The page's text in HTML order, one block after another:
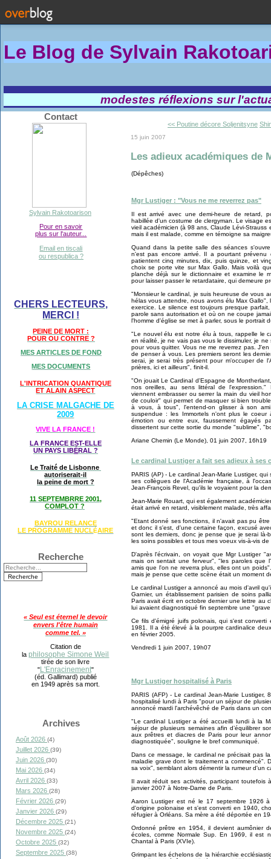
Le Blog de Sylvain Rakotoa
modestes réflexions sur
Contact
Sylvain Rakotoarison
Pour en savoir
plus sur l'auteur...
Email en tiscali
ou respublica ?
CHERS LECTEURS,
MERCI !
PEINE DE MORT :
POUR OU CONTRE ?
MES ARTICLES DE FOND
MES DOCUMENTS
L'INTRICATION QUANTIQUE
ET ALAIN ASPECT
LA CRISE MALGACHE DE
2009
VIVE LA FRANCE !
LA FRANCE EST-ELLE
UN PAYS LIBÉRAL ?
Le Traité de Lisbonne
autoriserait-il
la peine de mort ?
11 SEPTEMBRRE 2001,
COMPLOT ?
BAYROU RELANCE
LE PROGRAMME NUCLÉAIRE
Recherche
« Seul est éternel le devoir
envers l'être humain
comme tel. »
Citation de
laphilosophe Simone Weil
tirée de son livre
"L'Enracinement"
(éd. Gallimard) publié
en 1949 après sa mort.
Archives
Août 2026 (4)
Juillet 2026 (39)
Juin 2026 (30)
Mai 2026 (34)
Avril 2026 (33)
Mars 2026 (28)
Février 2026 (29)
Janvier 2026 (29)
Décembre 2025 (21)
Novembre 2025 (24)
Octobre 2025 (32)
Septembre 2025 (38)
<< Poutine décore Soljenitsyne
15 juin 2007
Les adieux académiques de
(Dépêches)
Mgr Lustiger : "Vous ne me reverrez pas"
Il est arrivé avec une demi-heure de retard,
habillée d'un costume de clergyman. Le visage
vieil académicien (à 98 ans, Claude Lévi-
mais il est malade, comme en témoigne sa
Quand dans la petite salle des séances
n'est pas encore arrivé. Il a pourtant prévenu
patientent cinq minutes, dix, puis quinze, et
choix se porte vite sur Max Gallo. Mais voilà
planche déjà sur le dictionnaire et examine le
pour laisser passer le retardataire, qui demeure
"Monsieur le cardinal, je suis heureuse de vous
hélas vous attendre, nous avons élu Max Gallo",
exercice. Le silence est toujours presque
parole sans autorisation et où on ne coupe
l'homme d'église se met à parler, sous le portrait
"Le nouvel élu est notre élu à tous, rappelle le
en réalité, je ne vais pas vous le dissimuler, je
pour vous quitter. Vous ne me reverrez pas.
de penser à vous. Les premiers seront les
serai, je serai très présent pour m'occuper de
prières, ici et ailleurs", finit-il.
"On jouait Le Cardinal d'Espagne de
nos oreilles, au sens littéral de
viennent embrasser ou serrer la main du vieil
de couloir" qui permet de masquer si bien
à vous, à tous", l'entend-on glisser à son
suspendue : les Immortels n'ont plus le
émotion ou entre eux, faussement égayés
dissertent sur cette sortie du monde "sublime",
Ariane Chemin (Le Monde), 01 juin 2007, 16h19
Le cardinal Lustiger a fait ses adieux à ses
PARIS (AP) - Le cardinal Jean-Marie Lustiger,
ses collègues de l'Académie française, à
Jean-François Revel, qu'ils le voyaient pour la
Jean-Marie Rouart, qui est également
était arrivé en retard, visiblement malade, très
"Etant donné ses fonctions, il n'avait pas pu
et donc il s'est, d'une certaine façon, excusé
sont les derniers, donc je pense que je serai là-
les soins possibles et tous mes voeux vis-à-vis
D'après l'écrivain, on voyait que Mgr Lustiger
mais on sentait une ferveur", "les paroles que
amis que l'on ne reverra plus, elles ont un
mais je pense que cette scène était un moment
Le cardinal Lustiger a annoncé au mois d'avril
Garnier, un établissement parisien de soins
Paris avait écrit en octobre dernier une lettre au
lui avaient diagnostiqué fin septembre une
Ce fils d'émigré juifs polonais, qui s'est
1981. Il a été élevé à la pourpre cardinalice
en février 2005.
Vendredi 1 juin 2007, 19h07
Mgr Lustiger hospitalisé à Paris
PARIS (AFP) - Le cardinal Jean-Marie
hospitalisé lundi à Paris "pour un séjour de
annoncé mardi l'archévêché de Paris dans un
"Le cardinal Lustiger a été accueilli lundi à la
séjour de plusieurs semaines afin d’équilibrer
aux prêtres et diacres de Paris pour leur
diagnostiquée", souligne le bref communiqué.
Dans ce message, le cardinal ne précisait pas
maladie grave dont le traitement a commencé".
sa voix", semblant alors démentir la rumeur d'un
Il avait réduit ses activités, participant
janvier 2007 à Notre-Dame de Paris.
Aaron Lustiger est né le 17 septembre 1926
d'origine polonaise et s'est converti en 1940,
réfugier à Orléans. Sa mère a été déportée en
Ordonné prêtre en 1954, il devient aumônier
écoles, comme Normale Sup. En 1969, il est
Chantal à Paris (XVIe).
Grimpant les échelons de la hiérarchie